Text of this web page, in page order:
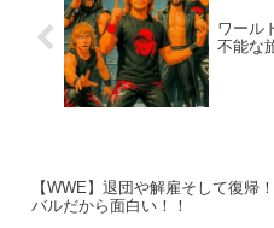
ワール
不能な
【WWE】退団や解雇そして復帰
バルだから面白い！！